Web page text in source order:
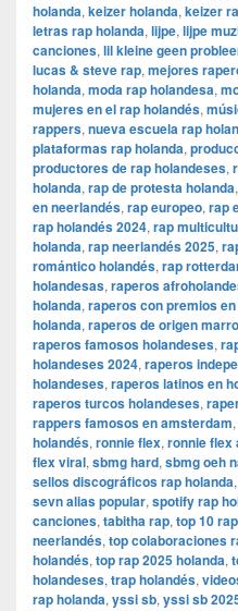
holanda, keizer holanda, keizer
letras rap holanda, lijpe, lijpe
canciones, lil kleine geen
lucas & steve rap, mejores
holanda, moda rap holandesa,
mujeres en el rap holandés,
rappers, nueva escuela rap
plataformas rap holanda,
productores de rap holandeses,
holanda, rap de protesta holanda,
en neerlandés, rap europeo, rap
rap holandés 2024, rap
holanda, rap neerlandés 2025,
romántico holandés, rap
holandesas, raperos
holanda, raperos con premios
holanda, raperos de origen
raperos famosos holandeses,
holandeses 2024, raperos
holandeses, raperos latinos en
raperos turcos holandeses,
rappers famosos en amsterdam,
holandés, ronnie flex, ronnie flex
flex viral, sbmg hard, sbmg oeh
sellos discográficos rap holanda,
sevn alias popular, spotify rap
canciones, tabitha rap, top 10
neerlandés, top colaboraciones
holandés, top rap 2025 holanda,
holandeses, trap holandés,
rap holanda, yssi sb, yssi sb